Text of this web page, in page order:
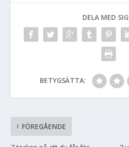
DELA MED
BETYGSÄTTA:
FÖREGÅENDE